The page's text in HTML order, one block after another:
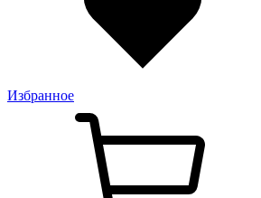
Избранное